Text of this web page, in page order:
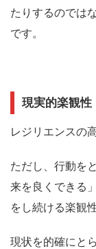
たりするのでは
です。
現実的楽観性
レジリエンスの
ただし、行動を
来を良くできる
をし続ける楽観
現状を的確にと